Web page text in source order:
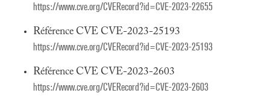
https://www.cve.org/CVERecord?id=CVE-2023-22655
Référence CVE CVE-2023-25193
https://www.cve.org/CVERecord?id=CVE-2023-25193
Référence CVE CVE-2023-2603
https://www.cve.org/CVERecord?id=CVE-2023-2603